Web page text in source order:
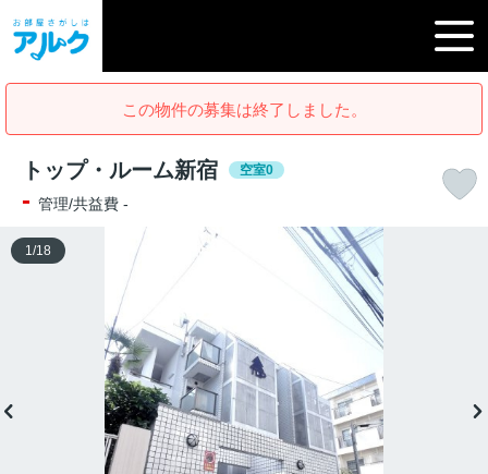
この物件の募集は終了しました。
トップ・ルーム新宿 空室0
- 管理/共益費 -
1 /18